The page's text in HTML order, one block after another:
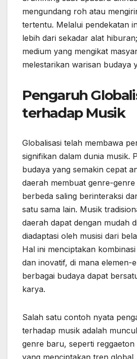
mengundang roh atau
tertentu. Melalui pendekatan
lebih dari sekadar alat
medium yang mengikat
melestarikan warisan budaya
Pengaruh
terhadap Musik
Globalisasi telah membawa
signifikan dalam dunia musik.
budaya yang semakin cepat
daerah membuat genre-
berbeda saling berinteraksi
satu sama lain. Musik
daerah dapat dengan mudah
diadaptasi oleh musisi dari
Hal ini menciptakan
dan inovatif, di mana elemen-
berbagai budaya dapat
karya.
Salah satu contoh nyata
terhadap musik adalah
genre baru, seperti reggaeton